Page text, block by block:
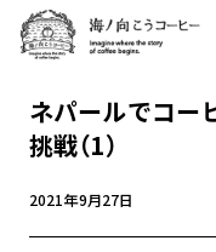
ネパールでコー
挑戦（1）
2021年9月27日